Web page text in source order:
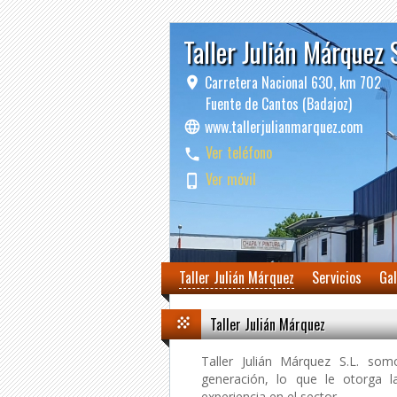
Taller Julián
Carretera Nacional 630, km 702
Fuente de Cantos (Badajoz)
www.tallerjulianmarquez.com
Ver teléfono
Ver móvil
Taller Julián Márquez Servicios
Taller Julián Márquez
Taller Julián Márquez S.L.
generación, lo que le otorga